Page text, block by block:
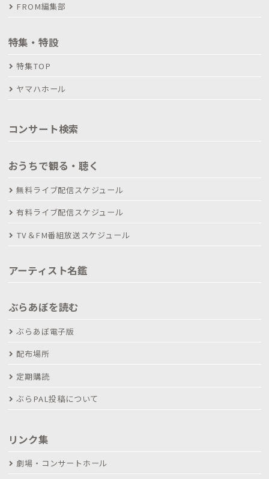
FROM編集部
特集・特設
特集TOP
ヤマハホール
コンサート検索
おうちで観る・聴く
無料ライブ配信スケジュール
有料ライブ配信スケジュール
TV＆FM番組放送スケジュール
アーティスト名鑑
ぶらあぼを読む
ぶらあぼ電子版
配布場所
定期購読
ぶらPAL投稿について
リンク集
劇場・コンサートホール